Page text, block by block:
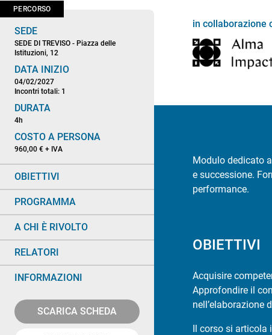
PERCORSO
SEDE
SEDE DI TREVISO - Piazza delle
Istituzioni, 12
DATA INIZIO
04/02/2027
Incontri totali: 1
DURATA
4h
COSTO A PERSONA
960,00 € + IVA
OBIETTIVI
PROGRAMMA
A CHI È RIVOLTO
RELATORI
INFORMAZIONI
SCARICA SCHEDA
in collaborazione
Modulo dedicato
e successione.
performance.
OBIETTIVI
Acquisire
Approfondire il
nell’elaborazione
Il corso si